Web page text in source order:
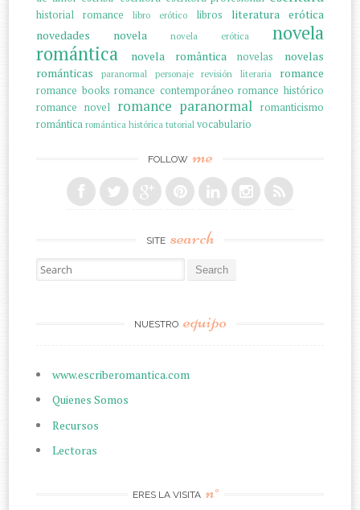
historial romance libro erótico libros
literatura erótica
novedades
novela novela erótica
novela
romántica
novela romântica novelas
novelas
románticas
paranormal personaje revisión literaria romance
romance books romance contemporáneo romance histórico
romance novel romance paranormal romanticismo
romántica romántica histórica tutorial vocabulario
FOLLOW me
SITE search
Search for:
NUESTRO equipo
www.escriberomantica.com
Quienes Somos
Recursos
Lectoras
ERES LA VISITA n°